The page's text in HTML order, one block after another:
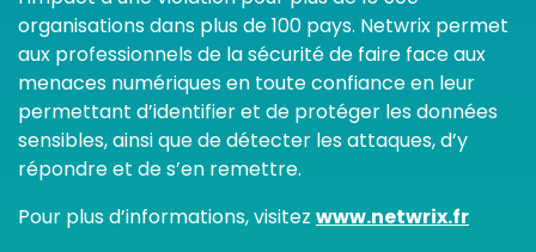
organisations dans plus de 100 pays. Netwrix permet
aux professionnels de la sécurité de faire face aux
menaces numériques en toute confiance en leur
permettant d’identifier et de protéger les données
sensibles, ainsi que de détecter les attaques, d’y
répondre et de s’en remettre.
Pour plus d’informations, visitez www.netwrix.fr